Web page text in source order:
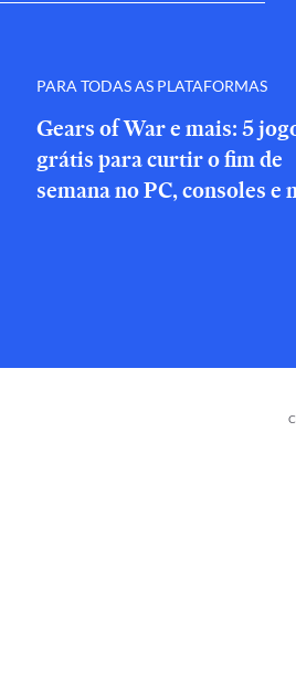
PARA TODAS AS PLATAFORMAS
Gears of War e mais: 5
grátis para curtir o fim de
semana no PC, consoles e